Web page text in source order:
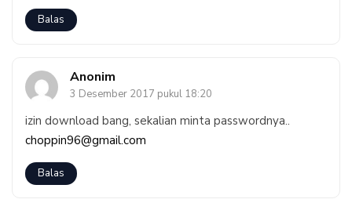
Balas
Anonim
3 Desember 2017 pukul 18:20
izin download bang, sekalian minta passwordnya..
choppin96@gmail.com
Balas